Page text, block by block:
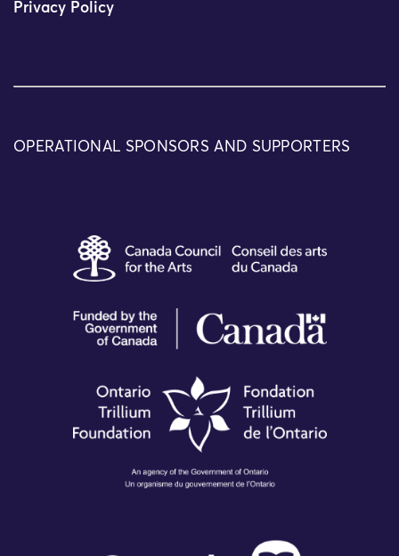
Privacy Policy
OPERATIONAL SPONSORS AND SUPPORTERS